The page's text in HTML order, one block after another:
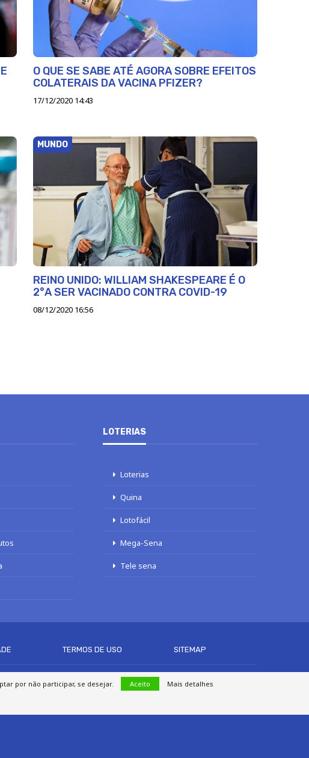
O QUE SE SABE ATÉ AGORA SOBRE EFEITOS
COLATERAIS DA VACINA PFIZER?
17/12/2020 14:43
MUNDO
REINO UNIDO: WILLIAM SHAKESPEARE É O
2°A SER VACINADO CONTRA COVID-19
08/12/2020 16:56
LOTERIAS
Loterias
Quina
Lotofácil
Mega-Sena
Tele sena
TERMOS DE USO SITEMAP
por não participar, se desejar. Aceito Mais detalhes